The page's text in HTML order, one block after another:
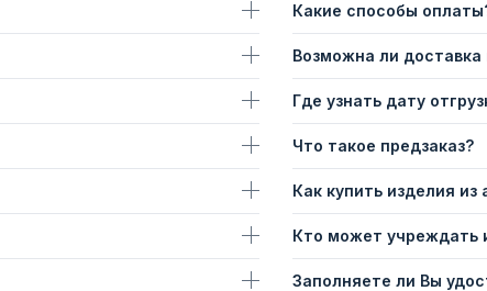
Какие способы
Возможна ли
Где узнать дату
Что такое предзаказ?
Как купить изделия из
Кто может учреждать
Заполняете ли Вы